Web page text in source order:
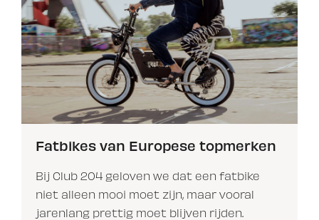
Fatbikes van Europese topmerken
Bij Club 204 geloven we dat een fatbike
niet alleen mooi moet zijn, maar vooral
jarenlang prettig moet blijven rijden.